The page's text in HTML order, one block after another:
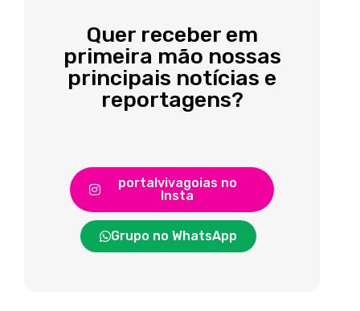
Quer receber em
primeira mão nossas
principais notícias e
reportagens?
portalvivagoias no
Insta
Grupo no WhatsApp